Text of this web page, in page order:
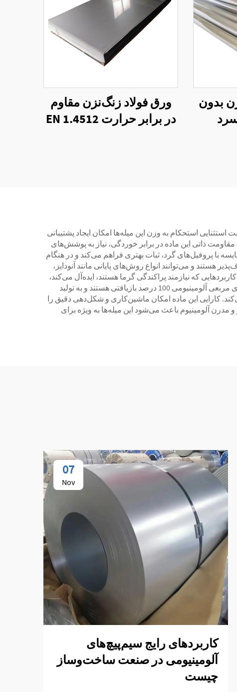
بدون
ورق فولاد زنگ‌نزن مقاوم
در برابر حرارت EN 1.4512
استحکام به وزن این میله‌ها امکان ایجاد پشتیبانی
ذاتی این ماده در برابر خوردگی، نیاز به پوشش‌های
با پروفیل‌های گرد، ثبات بهتری فراهم می‌کند و در هنگام
هستند و می‌توانند انواع روش‌های پایانی مانند آنودایز،
که نیازمند پراکندگی گرما هستند، ایده‌آل می‌کند،
در حالی که خاصیت غیر مغناطیسی آن را برای کاربردهای الکترونیکی و برقی مناسب می‌کند. از دیدگاه محیط زیستی، میله‌های مربعی آلومینیومی 100 درصد بازیافتی هستند و به تولید
کارایی این ماده امکان ماشین‌کاری و شکل‌دهی دقیق را
مدرن آلومینیوم باعث می‌شود این میله‌ها به ویژه برای
07
Nov
کاربردهای رایج سیم‌پیچ‌های
آلومینیومی در صنعت ساخت‌وساز
چیست